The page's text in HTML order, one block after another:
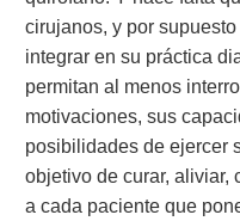
cirujanos, y por
integrar en su práctica
permitan al menos
motivaciones, sus
posibilidades de ejercer
objetivo de curar, aliviar,
a cada paciente que